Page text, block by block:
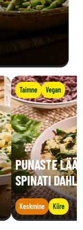
Taimne Vegan
PUNASTE
SPINATI DAHL
Keskmine Kiire